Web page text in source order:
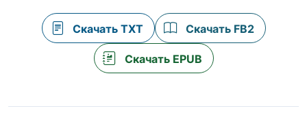
Скачать TXT Скачать FB2
Скачать EPUB